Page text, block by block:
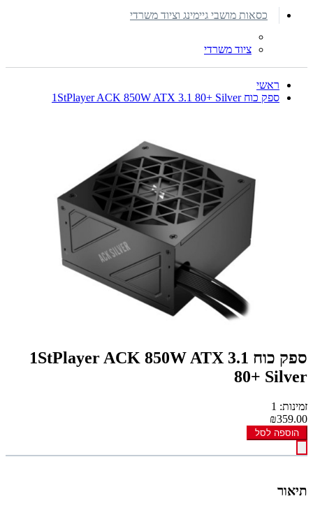
כסאות מושבי גיימינג וציוד משרדי
ציוד משרדי
ראשי
ספק כוח 1StPlayer ACK 850W ATX 3.1 80+ Silver
ספק כוח 1StPlayer ACK 850W ATX 3.1
80+ Silver
זמינות: 1
₪359.00
הוספה לסל
תיאור